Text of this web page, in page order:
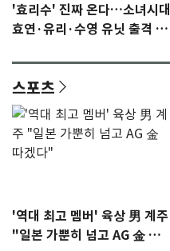
'효리수' 진짜 온다…소녀시대
효연·유리·수영 유닛 출격 [N
스포츠
'역대 최고 멤버' 육상 男 계주
"일본 가뿐히 넘고 AG 金 따겠